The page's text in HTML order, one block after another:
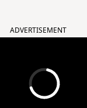
ADVERTISEMENT